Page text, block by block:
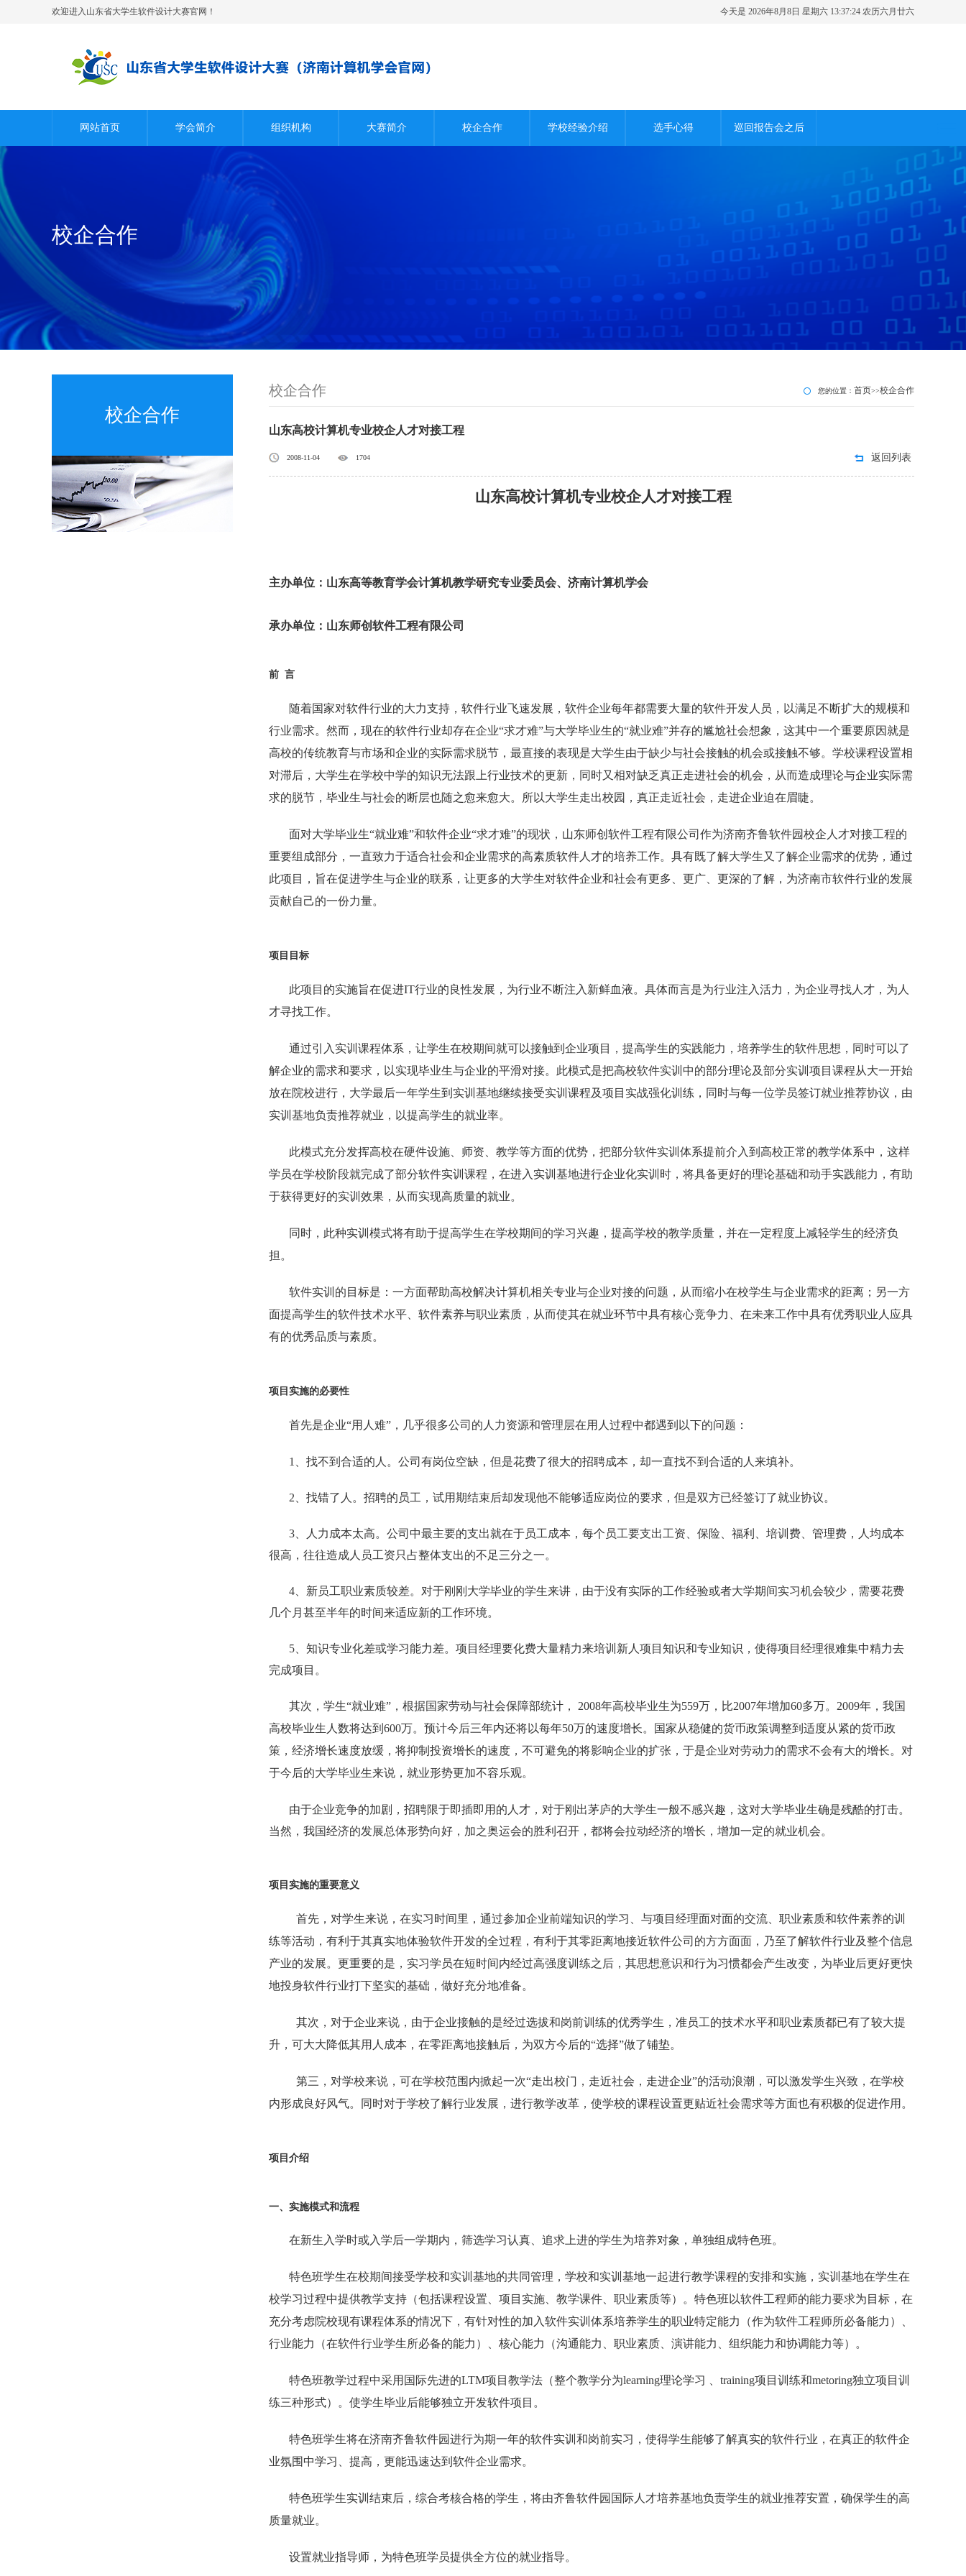
欢迎进入山东省大学生软件设计大赛官网！ 今天是 2026年8月8日 星期六 13:37:25 农历六月廿六
网站首页 学会简介 组织机构 大赛简介 校企合作 学校经验介绍 选手心得 巡回报告会之后
校企合作
校企合作
校企合作 您的位置： 首页>>校企合作
山东高校计算机专业校企人才对接工程
2008-11-04 1704 返回列表
山东高校计算机专业校企人才对接工程
主办单位：山东高等教育学会计算机教学研究专业委员会、 济南计算机学会
承办单位：山东师创软件工程有限公司
前 言
随着国家对软件行业的大力支持，软件行业飞速发展，软件企业每年都需要大量的软件开发人员，以满足不断扩大的规模和
行业需求。然而，现在的软件行业却存在企业“求才难”与大学毕业生的“就业难”并存的尴尬社会想象，这其中一个重要原因就是
高校的传统教育与市场和企业的实际需求脱节，最直接的表现是大学生由于缺少与社会接触的机会或接触不够。学校课程设置相
对滞后，大学生在学校中学的知识无法跟上行业技术的更新，同时又相对缺乏真正走进社会的机会，从而造成理论与企业实际需
求的脱节，毕业生与社会的断层也随之愈来愈大。所以大学生走出校园，真正走近社会，走进企业迫在眉睫。
面对大学毕业生“就业难”和软件企业“求才难”的现状，山东师创软件工程有限公司作为济南齐鲁软件园校企人才对接工程的
重要组成部分，一直致力于适合社会和企业需求的高素质软件人才的培养工作。具有既了解大学生又了解企业需求的优势，通过
此项目，旨在促进学生与企业的联系，让更多的大学生对软件企业和社会有更多、更广、更深的了解，为济南市软件行业的发展
贡献自己的一份力量。
项目目标
此项目的实施旨在促进IT行业的良性发展，为行业不断注入新鲜血液。具体而言是为行业注入活力，为企业寻找人才，为人
才寻找工作。
通过引入实训课程体系，让学生在校期间就可以接触到企业项目，提高学生的实践能力，培养学生的软件思想，同时可以了
解企业的需求和要求，以实现毕业生与企业的平滑对接。此模式是把高校软件实训中的部分理论及部分实训项目课程从大一开始
放在院校进行，大学最后一年学生到实训基地继续接受实训课程及项目实战强化训练，同时与每一位学员签订就业推荐协议，由
实训基地负责推荐就业，以提高学生的就业率。
此模式充分发挥高校在硬件设施、师资、教学等方面的优势，把部分软件实训体系提前介入到高校正常的教学体系中，这样
学员在学校阶段就完成了部分软件实训课程，在进入实训基地进行企业化实训时，将具备更好的理论基础和动手实践能力，有助
于获得更好的实训效果，从而实现高质量的就业。
同时，此种实训模式将有助于提高学生在学校期间的学习兴趣，提高学校的教学质量，并在一定程度上减轻学生的经济负
担。
软件实训的目标是：一方面帮助高校解决计算机相关专业与企业对接的问题，从而缩小在校学生与企业需求的距离；另一方
面提高学生的软件技术水平、软件素养与职业素质，从而使其在就业环节中具有核心竞争力、在未来工作中具有优秀职业人应具
有的优秀品质与素质。
项目实施的必要性
首先是企业“用人难”，几乎很多公司的人力资源和管理层在用人过程中都遇到以下的问题：
1 、找不到合适的人。公司有岗位空缺，但是花费了很大的招聘成本，却一直找不到合适的人来填补。
2 、找错了人。招聘的员工，试用期结束后却发现他不能够适应岗位的要求，但是双方已经签订了就业协议。
3 、人力成本太高。公司中最主要的支出就在于员工成本，每个员工要支出工资、保险、福利、培训费、管理费，人均成本
很高，往往造成人员工资只占整体支出的不足三分之一。
4 、新员工职业素质较差。对于刚刚大学毕业的学生来讲，由于没有实际的工作经验或者大学期间实习机会较少，需要花费
几个月甚至半年的时间来适应新的工作环境。
5 、知识专业化差或学习能力差。项目经理要化费大量精力来培训新人项目知识和专业知识，使得项目经理很难集中精力去
完成项目。
其次，学生“就业难”，根据国家劳动与社会保障部统计， 2008年高校毕业生为559万，比2007年增加60多万。2009年，我国
高校毕业生人数将达到600万。预计今后三年内还将以每年50万的速度增长。国家从稳健的货币政策调整到适度从紧的货币政
策，经济增长速度放缓，将抑制投资增长的速度，不可避免的将影响企业的扩张，于是企业对劳动力的需求不会有大的增长。对
于今后的大学毕业生来说，就业形势更加不容乐观。
由于企业竞争的加剧，招聘限于即插即用的人才，对于刚出茅庐的大学生一般不感兴趣，这对大学毕业生确是残酷的打击。
当然，我国经济的发展总体形势向好，加之奥运会的胜利召开，都将会拉动经济的增长，增加一定的就业机会。
项目实施的重要意义
首先，对学生来说，在实习时间里，通过参加企业前端知识的学习、与项目经理面对面的交流、职业素质和软件素养的训
练等活动，有利于其真实地体验软件开发的全过程，有利于其零距离地接近软件公司的方方面面，乃至了解软件行业及整个信息
产业的发展。更重要的是，实习学员在短时间内经过高强度训练之后，其思想意识和行为习惯都会产生改变，为毕业后更好更快
地投身软件行业打下坚实的基础，做好充分地准备。
其次，对于企业来说，由于企业接触的是经过选拔和岗前训练的优秀学生，准员工的技术水平和职业素质都已有了较大提
升，可大大降低其用人成本，在零距离地接触后，为双方今后的“选择”做了铺垫。
第三，对学校来说，可在学校范围内掀起一次“走出校门，走近社会，走进企业”的活动浪潮，可以激发学生兴致，在学校
内形成良好风气。同时对于学校了解行业发展，进行教学改革，使学校的课程设置更贴近社会需求等方面也有积极的促进作用。
项目介绍
一、 实施模式和流程
在新生入学时或入学后一学期内，筛选学习认真、追求上进的学生为培养对象，单独组成特色班。
特色班学生在校期间接受学校和实训基地的共同管理，学校和实训基地一起进行教学课程的安排和实施，实训基地在学生在
校学习过程中提供教学支持（包括课程设置、项目实施、教学课件、职业素质等）。特色班以软件工程师的能力要求为目标，在
充分考虑院校现有课程体系的情况下，有针对性的加入软件实训体系培养学生的职业特定能力（作为软件工程师所必备能力）、
行业能力（在软件行业学生所必备的能力）、核心能力（沟通能力、职业素质、演讲能力、组织能力和协调能力等）。
特色班教学过程中采用国际先进的LTM项目教学法（整个教学分为learning理论学习 、training项目训练和metoring独立项目训
练三种形式）。使学生毕业后能够独立开发软件项目。
特色班学生将在济南齐鲁软件园进行为期一年的软件实训和岗前实习，使得学生能够了解真实的软件行业，在真正的软件企
业氛围中学习、提高，更能迅速达到软件企业需求。
特色班学生实训结束后，综合考核合格的学生，将由齐鲁软件园国际人才培养基地负责学生的就业推荐安置，确保学生的高
质量就业。
设置就业指导师，为特色班学员提供全方位的就业指导。